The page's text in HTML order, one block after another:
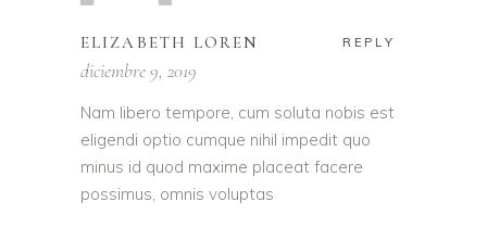
ELIZABETH LOREN REPLY
diciembre 9, 2019
Nam libero tempore, cum soluta nobis est
eligendi optio cumque nihil impedit quo
minus id quod maxime placeat facere
possimus, omnis voluptas